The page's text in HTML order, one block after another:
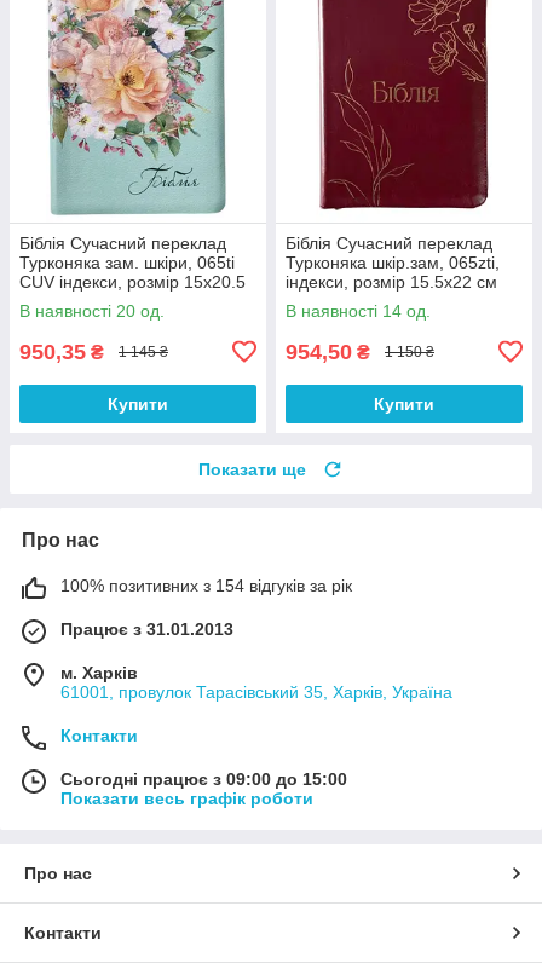
Біблія Сучасний переклад
Турконяка зам. шкіри, 065ti
CUV індекси, розмір 15х20.5
см (арт 1056551) Кольорова
В наявності 20 од.
950,35 ₴ 1 145 ₴
Купити
Біблія Сучасний переклад
Турконяка шкір.зам, 065zti,
індекси, розмір 15.5х22 см
(арт 1056615) Бордова
В наявності 14 од.
954,50 ₴ 1 150 ₴
Купити
Показати ще
Про нас
100% позитивних з 154 відгуків за рік
Працює з 31.01.2013
м. Харків
61001, провулок Тарасівський 35, Харків, Україна
Контакти
Сьогодні працює з 09:00 до 15:00
Показати весь графік роботи
Про нас
Контакти